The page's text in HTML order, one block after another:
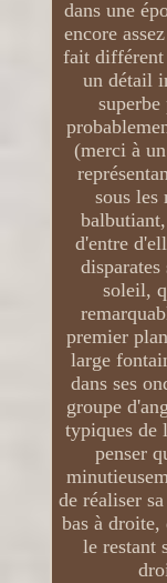
dans une
encore
fait différent
un détail
(merci à
sous les
d'entre
soleil,
premier
large
dans ses
groupe
typiques de
penser
de réaliser
bas à droite,
le restant